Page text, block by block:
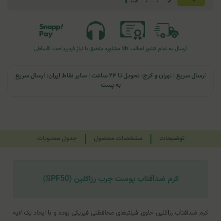
ارسال به تمام کشوراصالت کالا مشاوره منطبق با نیاز فردپرداخت اقساطی
ارسال سریع | تهران و کرج: تحویل تا ۲۴ ساعت | سایر نقاط ایران: ارسال سریع
به پست
توضیحات مشخصات محصول جدول محتویات
کرم ضدآفتاب پوست چرب رزاکلین (SPF50)
کرم ضدآفتاب رزاکلین حاوی فیلتر‌های محافظتی فیزیکی بوده و با ایجاد یک لایه